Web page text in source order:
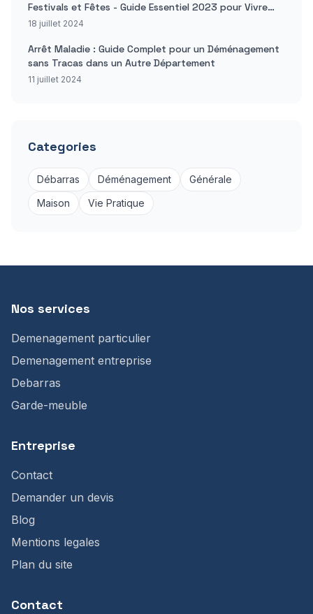
Festivals et Fêtes - Guide Essentiel 2023 pour Vivre
des Moments Inoubliables
18 juillet 2024
Arrêt Maladie : Guide Complet pour un Déménagement
sans Tracas dans un Autre Département
11 juillet 2024
Categories
Débarras Déménagement
Générale
Maison
Vie Pratique
Nos services
Demenagement particulier
Demenagement entreprise
Debarras
Garde-meuble
Entreprise
Contact
Demander un devis
Blog
Mentions legales
Plan du site
Contact